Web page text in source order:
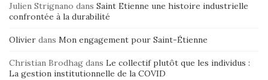
Julien Strignano dans Saint Etienne une histoire industrielle
confrontée à la durabilité
Olivier dans Mon engagement pour Saint-Étienne
Christian Brodhag dans Le collectif plutôt que les individus :
La gestion institutionnelle de la COVID